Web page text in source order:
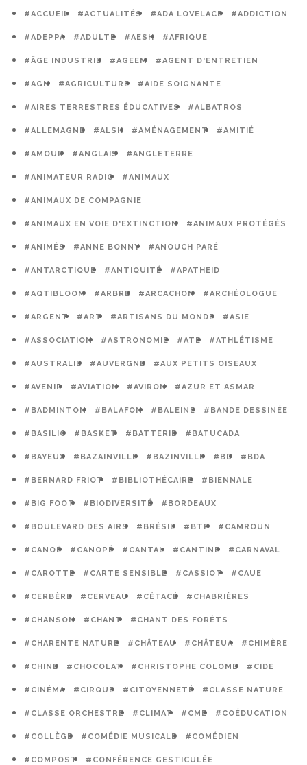
#ACCUEIL #ACTUALITÉS #ADA LOVELACE #ADDICTION
#ADEPPA #ADULTE #AESH #AFRIQUE
#ÂGE INDUSTRIE #AGEEM #AGENT D'ENTRETIEN
#AGN #AGRICULTURE #AIDE SOIGNANTE
#AIRES TERRESTRES ÉDUCATIVES #ALBATROS
#ALLEMAGNE #ALSH #AMÉNAGEMENT #AMITIÉ
#AMOUR #ANGLAIS #ANGLETERRE
#ANIMATEUR RADIO #ANIMAUX
#ANIMAUX DE COMPAGNIE
#ANIMAUX EN VOIE D'EXTINCTION #ANIMAUX PROTÉGÉS
#ANIMÉS #ANNE BONNY #ANOUCH PARÉ
#ANTARCTIQUE #ANTIQUITÉ #APATHEID
#AQTIBLOOM #ARBRE #ARCACHON #ARCHÉOLOGUE
#ARGENT #ART #ARTISANS DU MONDE #ASIE
#ASSOCIATION #ASTRONOMIE #ATE #ATHLÉTISME
#AUSTRALIE #AUVERGNE #AUX PETITS OISEAUX
#AVENIR #AVIATION #AVIRON #AZUR ET ASMAR
#BADMINTON #BALAFON #BALEINE #BANDE DESSINÉE
#BASILIC #BASKET #BATTERIE #BATUCADA
#BAYEUX #BAZAINVILLE #BAZINVILLE #BD #BDA
#BERNARD FRIOT #BIBLIOTHÉCAIRE #BIENNALE
#BIG FOOT #BIODIVERSITÉ #BORDEAUX
#BOULEVARD DES AIRS #BRÉSIL #BTP #CAMROUN
#CANOË #CANOPÉ #CANTAL #CANTINE #CARNAVAL
#CAROTTE #CARTE SENSIBLE #CASSIOT #CAUE
#CERBÈRE #CERVEAU #CÉTACÉ #CHABRIÈRES
#CHANSON #CHANT #CHANT DES FORÊTS
#CHARENTE NATURE #CHÂTEAU #CHÂTEUA #CHIMÈRE
#CHINE #CHOCOLAT #CHRISTOPHE COLOMB #CIDE
#CINÉMA #CIRQUE #CITOYENNETÉ #CLASSE NATURE
#CLASSE ORCHESTRE #CLIMAT #CME #COÉDUCATION
#COLLÈGE #COMÉDIE MUSICALE #COMÉDIEN
#COMPOST #CONFÉRENCE GESTICULÉE